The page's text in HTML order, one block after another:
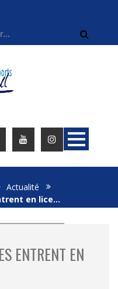
Actualité
en lice…
ENTRENT EN